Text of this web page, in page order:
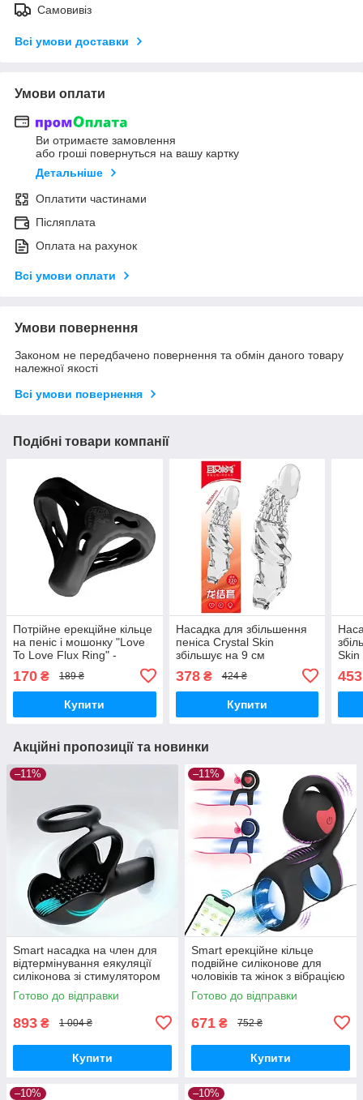
Самовивіз
Всі умови доставки
Умови оплати
Ви отримаєте замовлення
або гроші повернуться на вашу картку
Детальніше
Оплатити частинами
Післяплата
Оплата на рахунок
Всі умови оплати
Умови повернення
Законом не передбачено повернення та обмін даного товару
належної якості
Всі умови повернення
Подібні товари компанії
Потрійне ерекційне кільце
на пеніс і мошонку "Love
To Love Flux Ring" -
170 ₴ 189 ₴
Купити
Насадка для збільшення
пеніса Crystal Skin
збільшує на 9 см
378₴ 424 ₴
Купити
Skin
453
Акційні пропозиції та новинки
–11%
Smart насадка на член для
відтермінування еякуляції
силіконова зі стимулятором
мошонки Чорна
Готово до відправки
893 ₴ 1 004 ₴
Купити
–11%
Smart ерекційне кільце
подвійне силіконове для
чоловіків та жінок з вібрацією
та додатковою стимуляцією
Чорне
Готово до відправки
671 ₴ 752 ₴
Купити
–10% –10%